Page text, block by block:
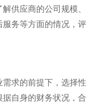
供应商的公司规模、
务等方面的情况，评
求的前提下，选择性
自身的财务状况，合